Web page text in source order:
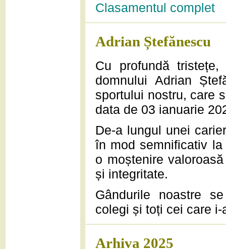
Clasamentul complet
Adrian Ștefănescu
Cu profundă
domnului Adrian
sportului nostru, care
data de 03 ianuarie
De-a lungul unei
în mod semnificativ
o moștenire
și integritate.
Gândurile noastre
colegi și toți cei care
Arhiva 2025